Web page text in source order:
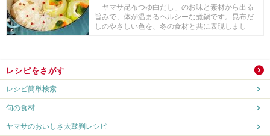
「ヤマサ昆布つゆ白だし」のお味と素材から出る
旨みで、体が温まるヘルシーな煮鍋です。昆布だ
しのやさしい色を、冬の食材と共に表現しまし
レシピをさがす
レシピ簡単検索
旬の食材
ヤマサのおいしさ太鼓判レシピ